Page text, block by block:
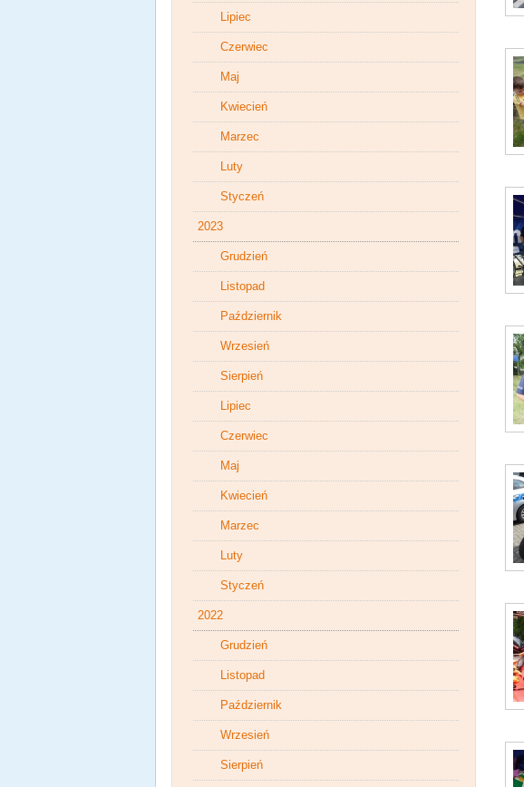
Lipiec
Czerwiec
Maj
Kwiecień
Marzec
Luty
Styczeń
2023
Grudzień
Listopad
Październik
Wrzesień
Sierpień
Lipiec
Czerwiec
Maj
Kwiecień
Marzec
Luty
Styczeń
2022
Grudzień
Listopad
Październik
Wrzesień
Sierpień